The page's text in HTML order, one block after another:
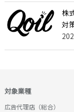
株
対
対象業種
広告代理店（総合）